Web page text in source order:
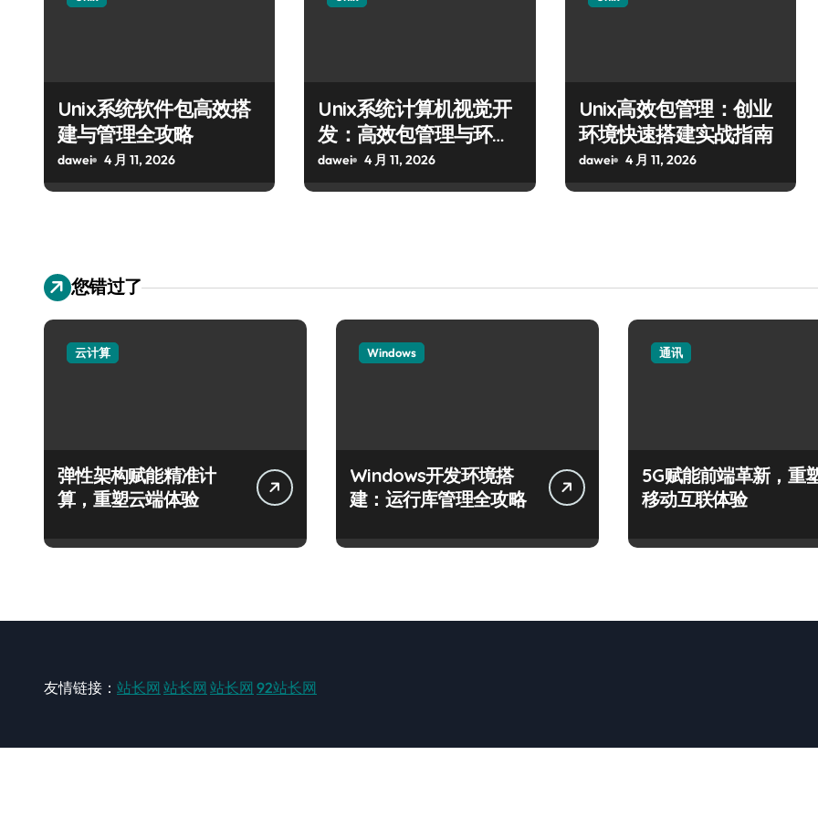
Unix系统软件包高效搭
建与管理全攻略
dawei 4 月 11, 2026
Unix系统计算机视觉开
发：高效包管理与环境
搭建
dawei 4 月 11, 2026
Unix高效包管理：创业
环境快速搭建实战指南
dawei 4 月 11, 2026
您错过了
云计算
弹性架构赋能精准计
算，重塑云端体验
Windows
Windows开发环境搭
建：运行库管理全攻略
通讯
5G赋能前端革新，重
移动互联体验
友情链接： 站长网 站长网 站长网 92站长网